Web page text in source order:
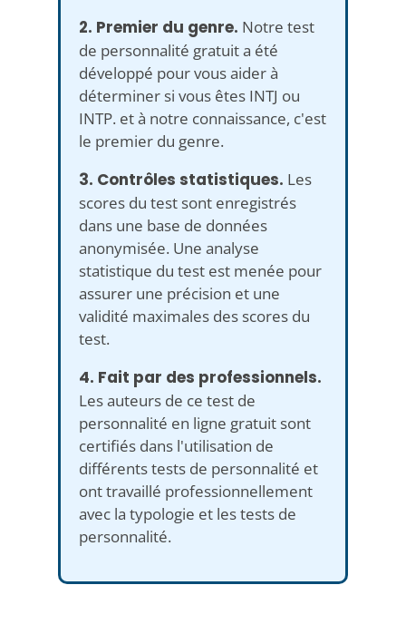
2. Premier du genre. Notre test
de personnalité gratuit a été
développé pour vous aider à
déterminer si vous êtes INTJ ou
INTP. et à notre connaissance, c'est
le premier du genre.
3. Contrôles statistiques. Les
scores du test sont enregistrés
dans une base de données
anonymisée. Une analyse
statistique du test est menée pour
assurer une précision et une
validité maximales des scores du
test.
4. Fait par des professionnels.
Les auteurs de ce test de
personnalité en ligne gratuit sont
certifiés dans l'utilisation de
différents tests de personnalité et
ont travaillé professionnellement
avec la typologie et les tests de
personnalité.